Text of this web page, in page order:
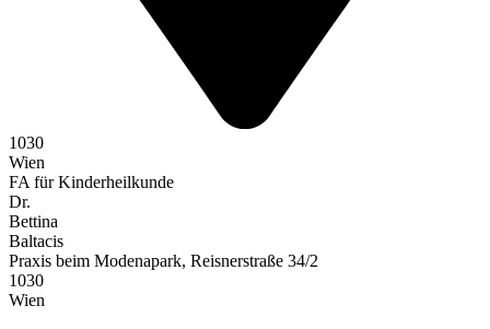
1030
Wien
FA für Kinderheilkunde
Dr.
Bettina
Baltacis
Praxis beim Modenapark, Reisnerstraße 34/2
1030
Wien